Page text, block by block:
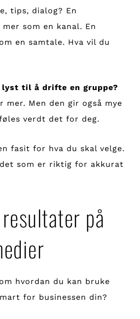
tips, dialog? En
som en kanal. En
en samtale. Hva vil du
til å drifte en gruppe?
mer. Men den gir også mye
verdt det for deg.
fasit for hva du skal velge.
som er riktig for akkurat
på
hvordan du kan bruke
for businessen din?